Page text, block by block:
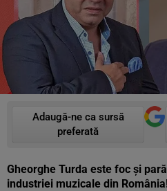
Adaugă-ne ca sursă
preferată
Gheorghe Turda este foc și
industriei muzicale din